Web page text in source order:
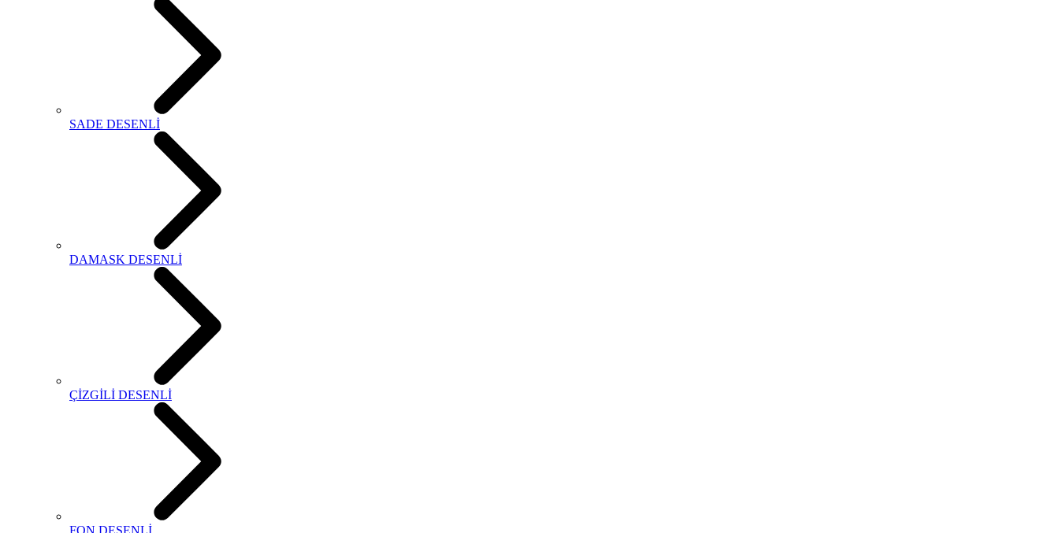
SADE DESENLİ
DAMASK DESENLİ
ÇİZGİLİ DESENLİ
FON DESENLİ